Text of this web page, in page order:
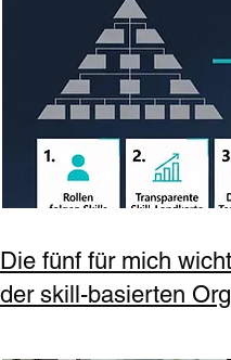
Die fünf für mich
der skill-basierten